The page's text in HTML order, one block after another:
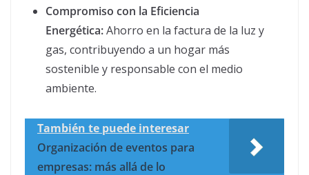
Compromiso con la Eficiencia
Energética:Ahorro en la factura de la luz y
gas, contribuyendo a un hogar más
sostenible y responsable con el medio
ambiente.
También te puede interesar
Organización de eventos para
empresas: más allá de lo